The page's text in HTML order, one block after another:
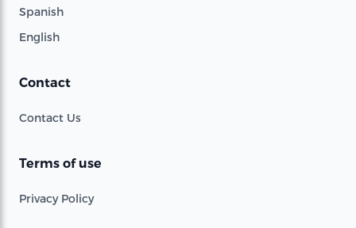
Spanish
English
Contact
Contact Us
Terms of use
Privacy Policy